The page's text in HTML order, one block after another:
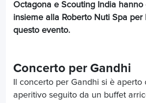
Octagona e Scouting India hanno
insieme alla Roberto Nuti Spa per
questo evento.
Concerto per Gandhi
Il concerto per Gandhi si è aperto
aperitivo seguito da un buffet